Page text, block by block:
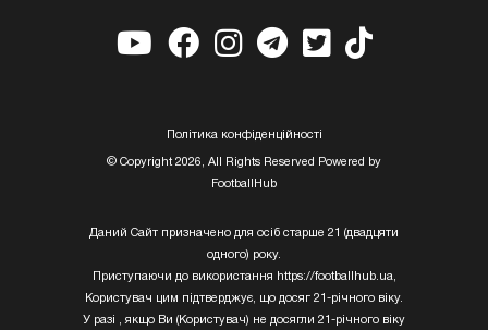
Полiтика конфiденцiйностi
© Copyright 2026, All Rights Reserved Powered by
FootballHub
Даний Сайт призначено для осіб старше 21 (двадцяти
одного) року.
Приступаючи до використання https://footballhub.ua,
Користувач цим підтверджує, що досяг 21-річного віку.
У разі , якщо Ви (Користувач) не досягли 21-річного віку